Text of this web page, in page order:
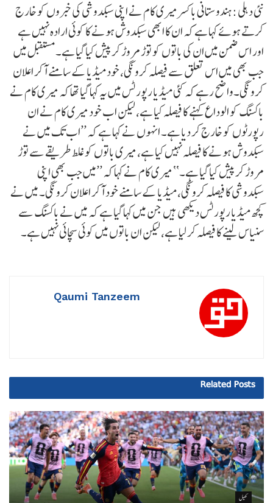
نئی دہلی :ہندوستانی باکسر میری کام نے اپنی سبکدوشی کی خبروں کو خارج
کرتے ہوئے کہا ہے کہ ان کا ابھی سبکدوش ہونے کا کوئی ارادہ نہیں ہے
اور اس ضمن میں ان کی باتوں کو توڑ مروڑ کر پیش کیا گیا ہے۔ مستقبل میں
جب بھی میں اس تعلق سے فیصلہ کرونگی، خود میڈیا کے سامنے آکر اعلان
کرونگی۔واضح رہے کہ کئی میڈیا رپورٹس میں یہ کہا گیا تھا کہ میری کام نے
باکسنگ کو الوداع کہنے کا فیصلہ کیا ہے، لیکن اب خود میری کام نے ان
رپورٹوں کو خارج کر دیا ہے۔ انہوں نے کہا ہے کہ ’’اب تک میں نے
سبکدوش ہونے کا فیصلہ نہیں کیا ہے، میری باتوں کو غلط طریقے سے توڑ
مروڑ کر پیش کیا گیا ہے۔‘‘ میری کام نے کہا کہ ’’میں جب بھی اپنی
سبکدوشی کا فیصلہ کرونگی، میڈیا کے سامنے خود آکر اعلان کرونگی۔ میں نے
کچھ میڈیا رپورٹس دیکھی ہیں جن میں کہا گیا ہے کہ میں نے باکسنگ سے
سنیاس لینے کا فیصلہ کر لیا ہے، لیکن ان باتوں میں کوئی سچائی نہیں ہے۔
Qaumi Tanzeem
Related Posts
کھیل